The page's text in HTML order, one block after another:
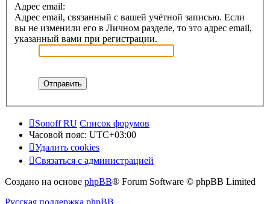
Адрес email:
Адрес email, связанный с вашей учётной записью. Если
вы не изменили его в Личном разделе, то это адрес email,
указанный вами при регистрации.
Sonoff RU Список форумов
Часовой пояс: UTC+03:00
Удалить cookies
Связаться с администрацией
Создано на основе phpBB® Forum Software © phpBB Limited
Русская поддержка phpBB